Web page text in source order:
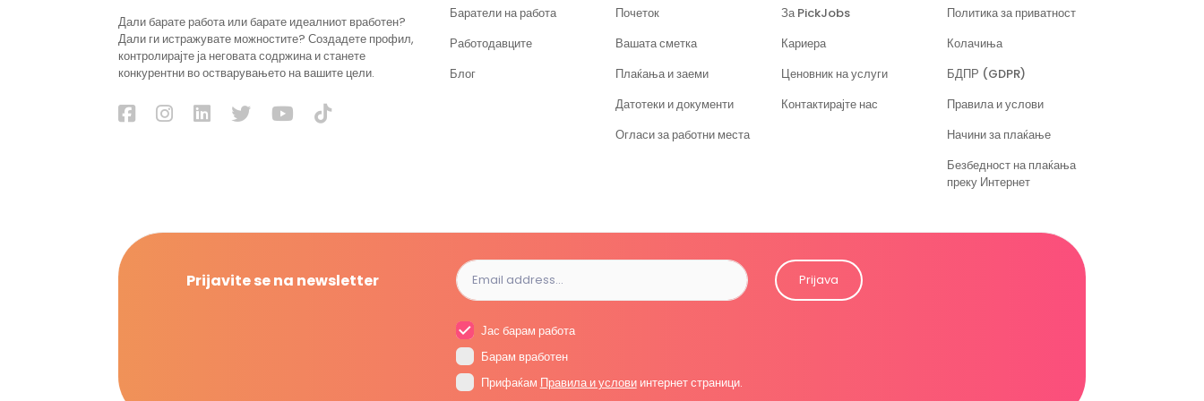
Дали барате работа или барате идеалниот вработен?
Дали ги истражувате можностите? Создадете профил,
контролирајте ја неговата содржина и станете
конкурентни во остварувањето на вашите цели.
Баратели на работа
Работодавците
Блог
Почеток
Вашата сметка
Плаќања и заеми
Датотеки и документи
Огласи за работни места
За PickJobs
Кариера
Ценовник на услуги
Контактирајте нас
Политика за приватност
Колачиња
БДПР (GDPR)
Правила и услови
Начини за плаќање
Безбедност на плаќања
преку Интернет
Prijavite se na newsletter
Јас барам работа
Барам вработен
Прифаќам Правила и условиинтернет страници.
Prijava